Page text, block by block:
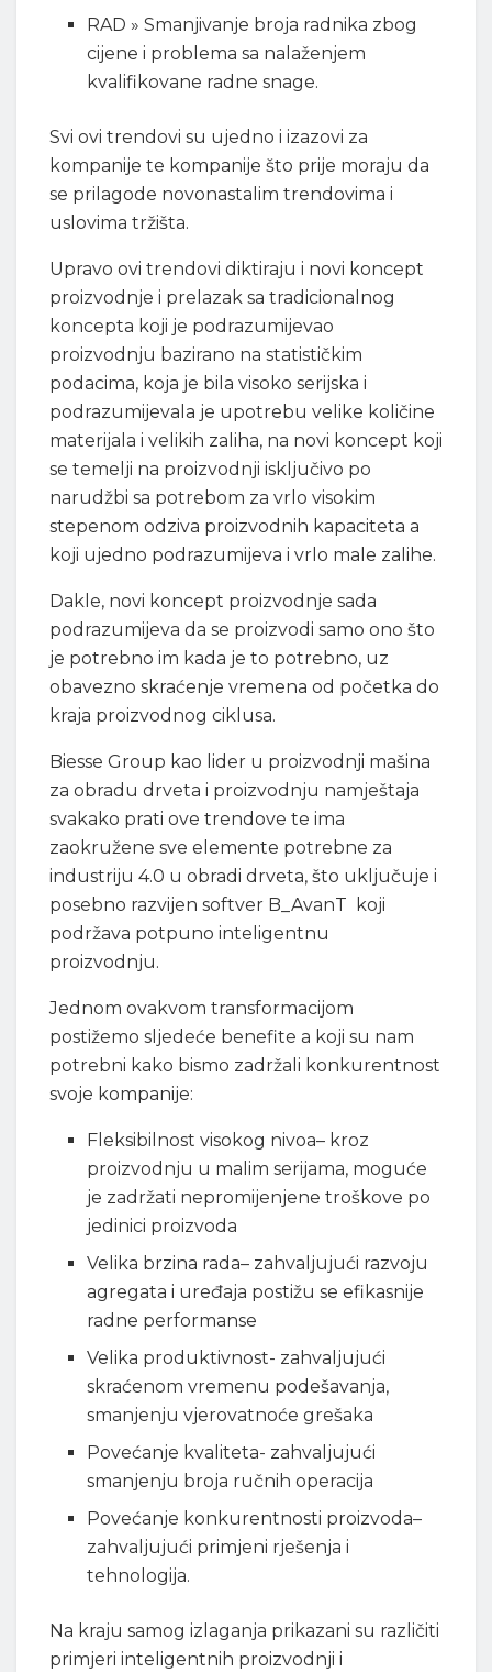
RAD » Smanjivanje broja radnika zbog
cijene i problema sa nalaženjem
kvalifikovane radne snage.
Svi ovi trendovi su ujedno i izazovi za
kompanije te kompanije što prije moraju da
se prilagode novonastalim trendovima i
uslovima tržišta.
Upravo ovi trendovi diktiraju i novi koncept
proizvodnje i prelazak sa tradicionalnog
koncepta koji je podrazumijevao
proizvodnju bazirano na statističkim
podacima, koja je bila visoko serijska i
podrazumijevala je upotrebu velike količine
materijala i velikih zaliha, na novi koncept koji
se temelji na proizvodnji isključivo po
narudžbi sa potrebom za vrlo visokim
stepenom odziva proizvodnih kapaciteta a
koji ujedno podrazumijeva i vrlo male zalihe.
Dakle, novi koncept proizvodnje sada
podrazumijeva da se proizvodi samo ono što
je potrebno im kada je to potrebno, uz
obavezno skraćenje vremena od početka do
kraja proizvodnog ciklusa.
Biesse Group kao lider u proizvodnji mašina
za obradu drveta i proizvodnju namještaja
svakako prati ove trendove te ima
zaokružene sve elemente potrebne za
industriju 4.0 u obradi drveta, što uključuje i
posebno razvijen softver B_AvanT koji
podržava potpuno inteligentnu
proizvodnju.
Jednom ovakvom transformacijom
postižemo sljedeće benefite a koji su nam
potrebni kako bismo zadržali konkurentnost
svoje kompanije:
Fleksibilnost visokog nivoa– kroz
proizvodnju u malim serijama, moguće
je zadržati nepromijenjene troškove po
jedinici proizvoda
Velika brzina rada– zahvaljujući razvoju
agregata i uređaja postižu se efikasnije
radne performanse
Velika produktivnost- zahvaljujući
skraćenom vremenu podešavanja,
smanjenju vjerovatnoće grešaka
Povećanje kvaliteta- zahvaljujući
smanjenju broja ručnih operacija
Povećanje konkurentnosti proizvoda–
zahvaljujući primjeni rješenja i
tehnologija.
Na kraju samog izlaganja prikazani su različiti
primjeri inteligentnih proizvodnji i